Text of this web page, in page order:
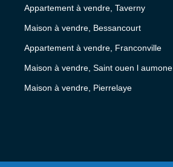
Appartement à vendre, Taverny
Maison à vendre, Bessancourt
Appartement à vendre, Franconville
Maison à vendre, Saint ouen l aumone
Maison à vendre, Pierrelaye